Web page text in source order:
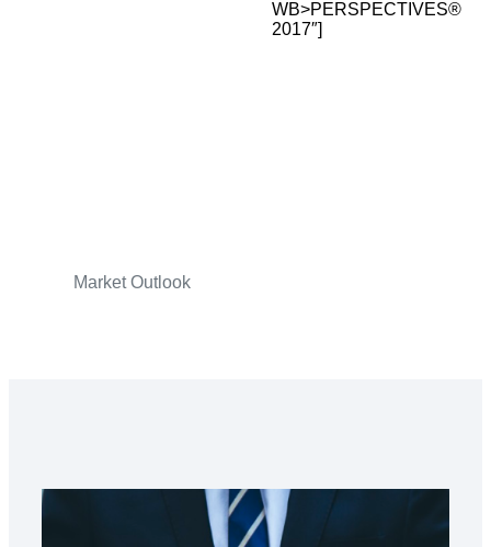
Market Outlook
WB>PERSPECTIVES®
2017″]